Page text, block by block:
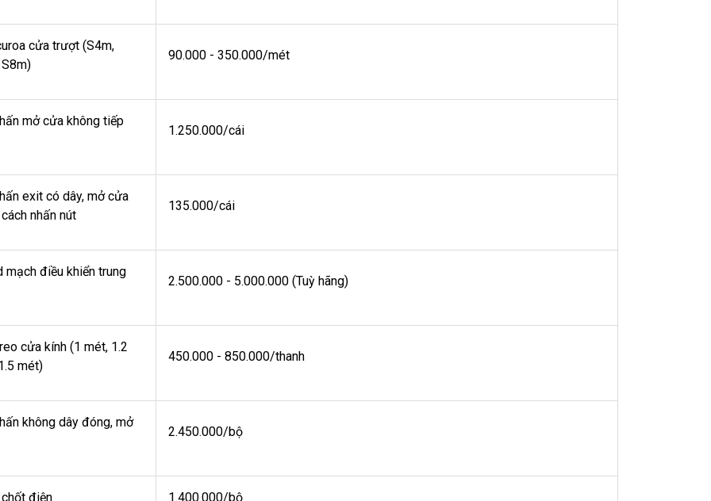
cửa trượt (S4m,
90.000 - 350.000/mét
mở cửa không tiếp
1.250.000/cái
exit có dây, mở cửa
nhấn nút
135.000/cái
mạch điều khiển trung
2.500.000 - 5.000.000 (Tuỳ hãng)
cửa kính (1 mét, 1.2
mét)
450.000 - 850.000/thanh
không dây đóng, mở
2.450.000/bộ
điện 1.400.000/bộ